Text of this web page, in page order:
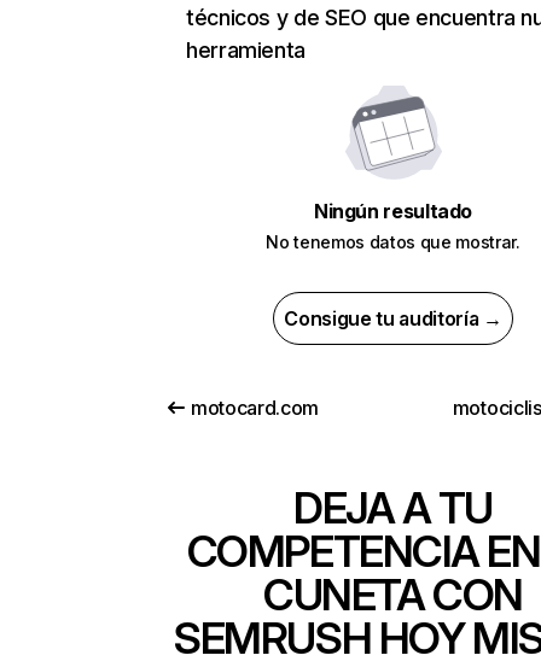
técnicos y de SEO que encuentra
herramienta
Ningún resultado
No tenemos datos que mostrar.
Consigue tu auditoría →
motocard.com
DEJA A TU
COMPETENCIA
CUNETA CON
SEMRUSH HOY